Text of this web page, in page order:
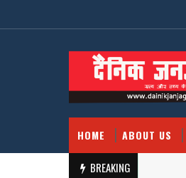
HOME ABOUT US
BREAKING